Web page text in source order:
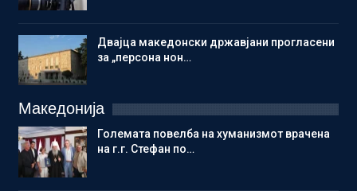
Двајца македонски државјани прогласени
за „персона нон…
Македонија
Големата повелба на хуманизмот врачена
на г.г. Стефан по…